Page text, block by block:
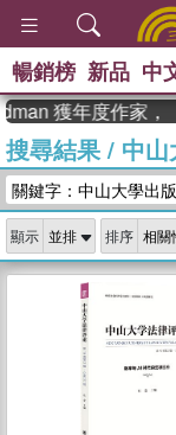
暢銷榜 新品 中
度作家，《史坎
搜尋結果/ 中
關鍵字：中山大學出
顯示 排序